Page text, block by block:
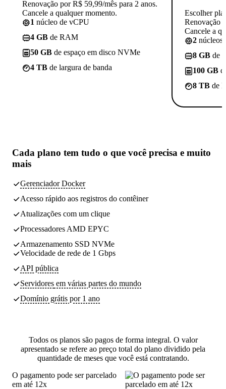
Renovação por R$ 59,99/mês para 2 anos.
Cancele a qualquer momento.
1 núcleo de vCPU
4 GB de RAM
50 GB de espaço em disco NVMe
4 TB de largura de banda
Escolher
Renovação
Cancele a
2 núcleos
8 GB de
100 GB
8 TB de
Cada plano tem tudo o que você precisa e muito
mais
Gerenciador Docker
Acesso rápido aos registros do contêiner
Atualizações com um clique
Processadores AMD EPYC
Armazenamento SSD NVMe
Velocidade de rede de 1 Gbps
API pública
Servidores em várias partes do mundo
Domínio grátis por 1 ano
Todos os planos são pagos de forma integral. O valor
apresentado se refere ao preço total do plano dividido pela
quantidade de meses que você está contratando.
O pagamento pode ser parcelado
em até 12x